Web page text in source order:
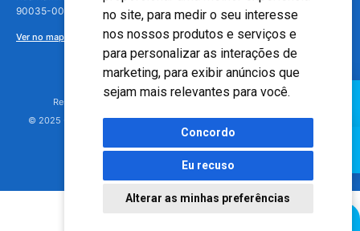
no site, para medir o seu interesse
nos nossos produtos e serviços e
para personalizar as interações de
marketing, para exibir anúncios que
sejam mais relevantes para você.
Concordo
Eu recuso
Alterar as minhas preferências
90035-001
Ver no mapa
Responsável Técnico: Dr. Luiz Antonio Nasi - CREMERS 11217
© 2025 - Hospital Moinhos de Vento - Registro Empresa (CRM-RS): 425